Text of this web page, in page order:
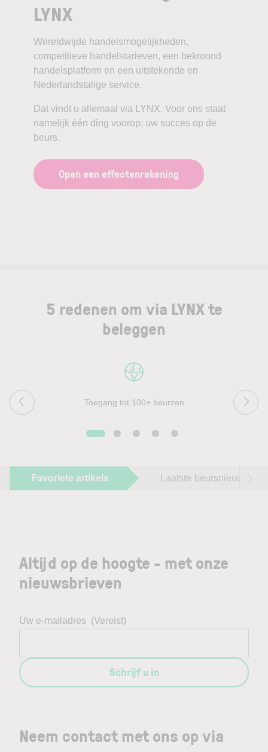
LYNX
Wereldwijde handelsmogelijkheden,
competitieve handelstarieven, een bekroond
handelsplatform en een uitstekende en
Nederlandstalige service.
Dat vindt u allemaal via LYNX. Voor ons staat
namelijk één ding voorop: uw succes op de
beurs.
Open een effectenrekening
5 redenen om via LYNX te
beleggen
Toegang tot 100+ beurzen
Favoriete artikels Laatste beursnieuws
Neem contact met ons op via
Altijd op de hoogte - met onze
nieuwsbrieven
Uw e-mailadres (Vereist)
Schrijf u in